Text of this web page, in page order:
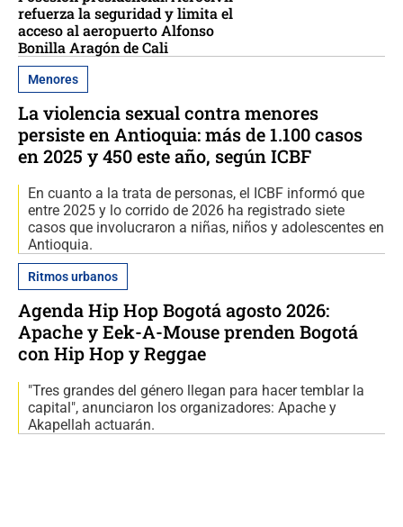
refuerza la seguridad y limita el
acceso al aeropuerto Alfonso
Bonilla Aragón de Cali
Menores
La violencia sexual contra menores
persiste en Antioquia: más de 1.100 casos
en 2025 y 450 este año, según ICBF
En cuanto a la trata de personas, el ICBF informó que
entre 2025 y lo corrido de 2026 ha registrado siete
casos que involucraron a niñas, niños y adolescentes en
Antioquia.
Ritmos urbanos
Agenda Hip Hop Bogotá agosto 2026:
Apache y Eek-A-Mouse prenden Bogotá
con Hip Hop y Reggae
"Tres grandes del género llegan para hacer temblar la
capital", anunciaron los organizadores: Apache y
Akapellah actuarán.